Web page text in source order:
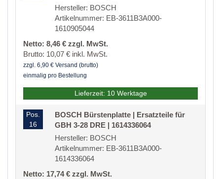
Hersteller: BOSCH
Artikelnummer: EB-3611B3A000-
1610905044
Netto: 8,46 € zzgl. MwSt.
Brutto: 10,07 € inkl. MwSt.
zzgl. 6,90 € Versand (brutto)
einmalig pro Bestellung
Lieferzeit: 10 Werktage
Pos.
16
BOSCH Bürstenplatte | Ersatzteile für
GBH 3-28 DRE | 1614336064
Hersteller: BOSCH
Artikelnummer: EB-3611B3A000-
1614336064
Netto: 17,74 € zzgl. MwSt.